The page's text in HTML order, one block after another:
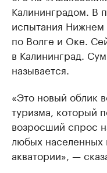
Калининградом. В
испытания
по Волге и Оке.
в Калининград.
называется.
«Это новый облик
туризма, который
возросший спрос
любых
акватории», —